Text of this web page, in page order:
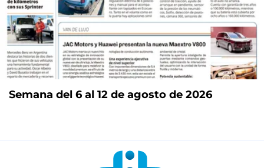
Semana del 6 al 12 de agosto de 2026